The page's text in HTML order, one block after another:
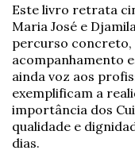
Este livro retrata
Maria José e
percurso
acompanhamento
ainda voz aos
exemplificam a
importância dos
qualidade e
dias.